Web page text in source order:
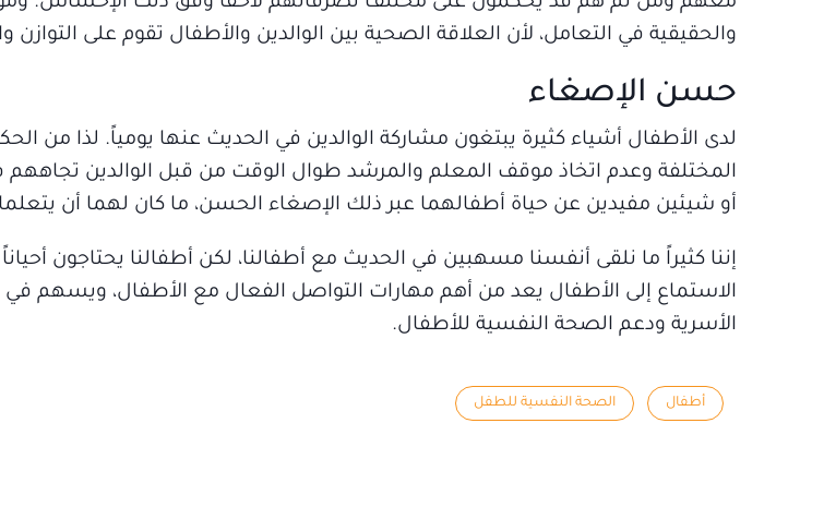
والحقيقية في التعامل، لأن العلاقة الصحية بين الوالدين والأطفال تقوم على التوازن
حسن الإصغاء
لدى الأطفال أشياء كثيرة يبتغون مشاركة الوالدين في الحديث عنها يومياً. لذا من
المختلفة وعدم اتخاذ موقف المعلم والمرشد طوال الوقت من قبل الوالدين تجاههم
أو شيئين مفيدين عن حياة أطفالهما عبر ذلك الإصغاء الحسن، ما كان لهما أن
إننا كثيراً ما نلقى أنفسنا مسهبين في الحديث مع أطفالنا، لكن أطفالنا يحتاجون
الاستماع إلى الأطفال يعد من أهم مهارات التواصل الفعال مع الأطفال، ويسهم في
الأسرية ودعم الصحة النفسية للأطفال.
أطفال الصحة النفسية للطفل